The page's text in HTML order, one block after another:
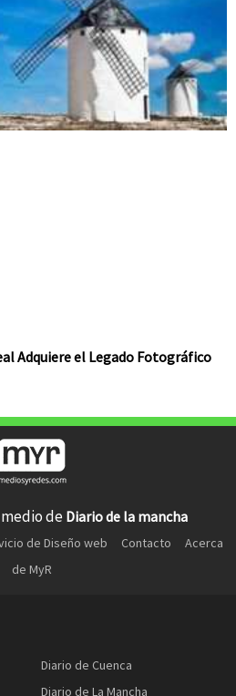
Adquiere el Legado Fotográfico
de Diario de la mancha
de Diseño web Contacto
Acerca
de MyR
Diario de Cuenca
Diario de La Mancha